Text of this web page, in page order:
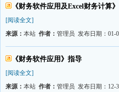
《财务软件应用及Excel财务计算》
[阅读全文]
来源： 本站 作者： 管理员 发布日期：01-
《财务软件应用》指导
[阅读全文]
来源： 本站 作者： 管理员 发布日期：12-